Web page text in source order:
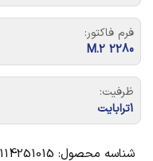
فرم فاکتور:
M.2 2280
ظرفیت:
1ترابایت
شناسه محصول: 114251015